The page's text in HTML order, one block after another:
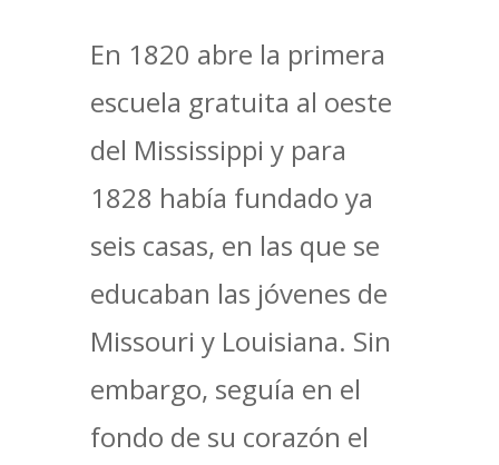
En 1820 abre la primera
escuela gratuita al oeste
del Mississippi y para
1828 había fundado ya
seis casas, en las que se
educaban las jóvenes de
Missouri y Louisiana. Sin
embargo, seguía en el
fondo de su corazón el